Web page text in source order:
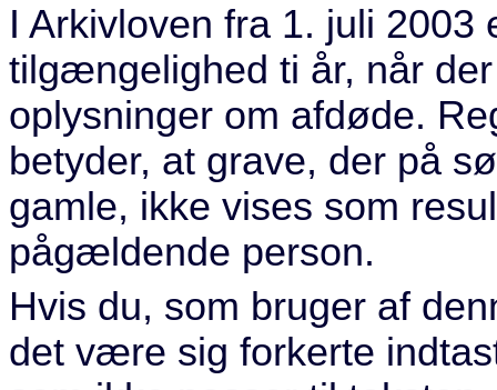
I Arkivloven fra 1. juli 2003
tilgængelighed ti år, når
oplysninger om afdøde.
betyder, at grave, der på
gamle, ikke vises som
pågældende person.
Hvis du, som bruger af
det være sig forkerte